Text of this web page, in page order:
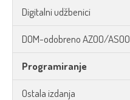
Digitalni udžbenici
DOM-odobreno AZOO/ASOO
Programiranje
Ostala izdanja